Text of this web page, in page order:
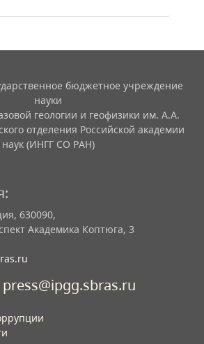
бюджетное учреждение
науки
геологии и геофизики им. А.А.
отделения Российской академии
наук (ИНГГ СО РАН)
630090,
Академика Коптюга, 3
press@ipgg.sbras.ru